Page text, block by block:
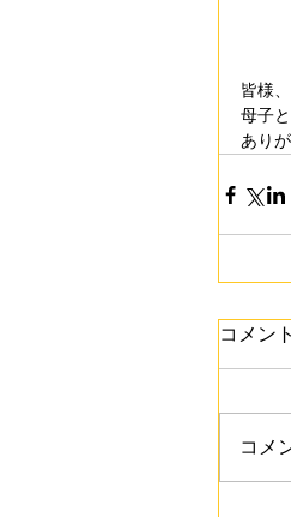
皆様
母子
あり
コメント
コメ